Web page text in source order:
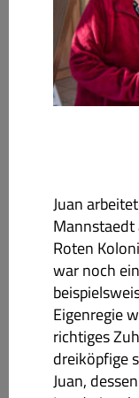
Juan
Mannstaedt
Roten
war noch
Eigenregie
richtiges
dreiköpfige
Juan,